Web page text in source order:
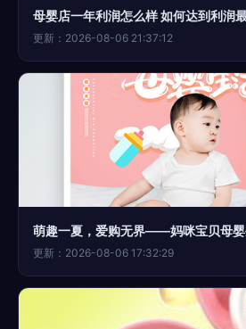
母婴店一年利润怎么样 如何达到利润
更新：2026-08-06 21:37:12
萌趣一夏，爱购无界——妈咪宝贝母
更新：2026-08-06 17:32:29